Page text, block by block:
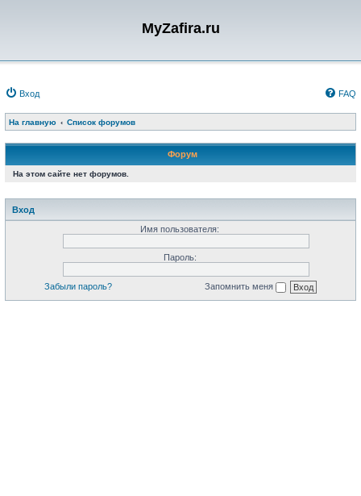
MyZafira.ru
Вход FAQ
На главную Список форумов
Форум
На этом сайте нет форумов.
Вход
Имя пользователя:
Пароль:
Забыли пароль? Запомнить меня